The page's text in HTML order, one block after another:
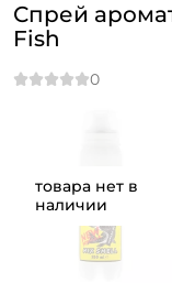
товара нет в
наличии
Спрей
Fish